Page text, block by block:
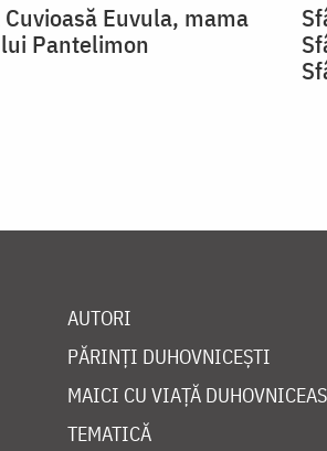
Euvula, mama
Pantelimon
AUTORI
PĂRINȚI DUHOVNICEȘTI
MAICI CU VIAȚĂ
TEMATICĂ